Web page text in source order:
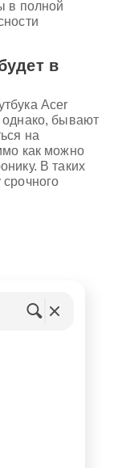
в полной
в
Acer
однако, бывают
на
как можно
В таких